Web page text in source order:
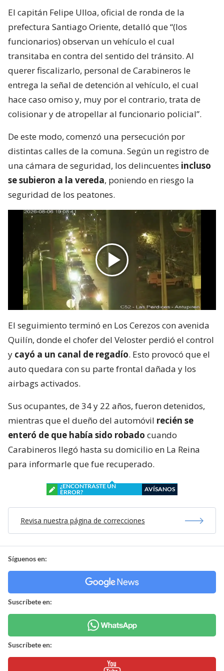
El capitán Felipe Ulloa, oficial de ronda de la
prefectura Santiago Oriente, detalló que “(los
funcionarios) observan un vehículo el cual
transitaba en contra del sentido del tránsito. Al
querer fiscalizarlo, personal de Carabineros le
entrega la señal de detención al vehículo, el cual
hace caso omiso y, muy por el contrario, trata de
colisionar y de atropellar al funcionario policial”.
De este modo, comenzó una persecución por
distintas calles de la comuna. Según un registro de
una cámara de seguridad, los delincuentes incluso
se subieron a la vereda, poniendo en riesgo la
seguridad de los peatones.
El seguimiento terminó en Los Cerezos con avenida
Quilín, donde el chofer del Veloster perdió el control
y cayó a un canal de regadío. Esto provocó que el
auto quedara con su parte frontal dañada y los
airbags activados.
Sus ocupantes, de 34 y 22 años, fueron detenidos,
mientras que el dueño del automóvil recién se
enteró de que había sido robado cuando
Carabineros llegó hasta su domicilio en La Reina
para informarle que fue recuperado.
¿ENCONTRASTE UN
ERROR?
AVÍSANOS
Revisa nuestra página de correcciones
Síguenos en:
Suscríbete en:
Suscríbete en: